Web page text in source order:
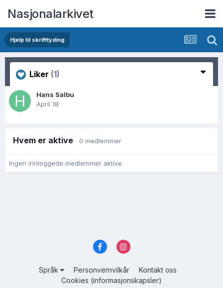
Nasjonalarkivet
Hjelp til skrifttyding
Liker (1)
Hans Salbu
April 18
Hvem er aktive 0 medlemmer
Ingen innloggede medlemmer aktive
Språk Personvernvilkår
Kontakt oss
Cookies (informasjonskapsler)